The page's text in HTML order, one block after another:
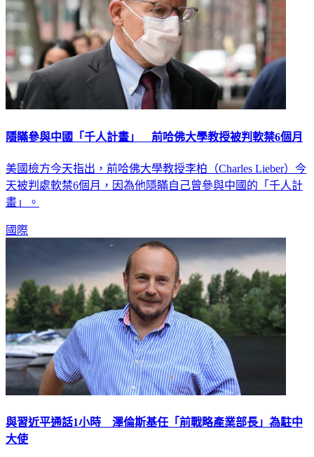
隱瞞參與中國「千人計畫」 前哈佛大學教授被判軟禁6個月
美國檢方今天指出，前哈佛大學教授李柏（Charles Lieber）今
天被判處軟禁6個月，因為他隱瞞自己曾參與中國的「千人計
畫」。
國際
與習近平通話1小時 澤倫斯基任「前戰略產業部長」為駐中
大使